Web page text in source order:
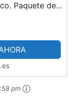
Paquete de
pm